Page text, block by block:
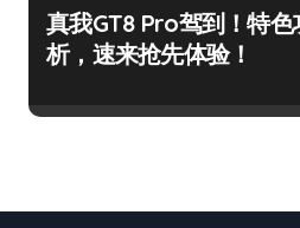
真我GT8 Pro驾到！特色
析，速来抢先体验！